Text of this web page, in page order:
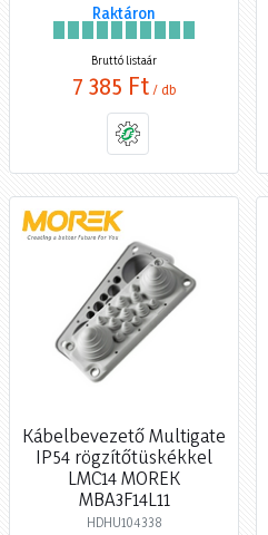
Raktáron
Bruttó listaár
7 385 Ft / db
Kábelbevezető Multigate
IP54 rögzítőtüskékkel
LMC14 MOREK
MBA3F14L11
HDHU104338